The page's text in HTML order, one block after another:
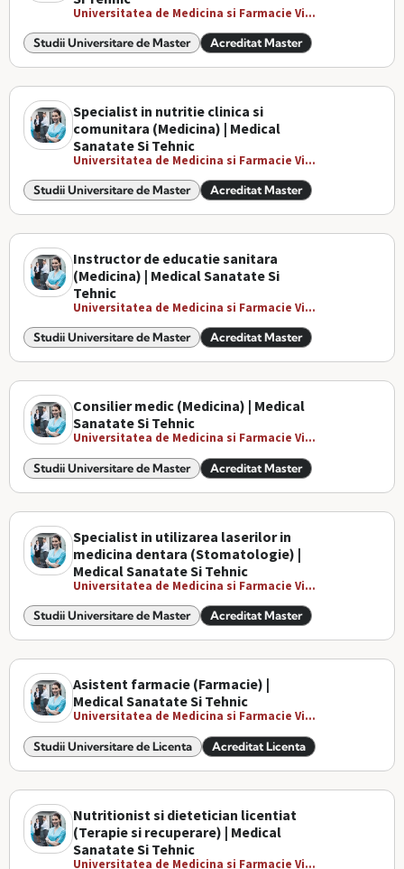
Universitatea de Medicina si Farmacie Vi...
Studii Universitare de Master Acreditat Master
Specialist in nutritie clinica si
comunitara (Medicina) | Medical
Sanatate Si Tehnic
Universitatea de Medicina si Farmacie Vi...
Studii Universitare de Master Acreditat Master
Instructor de educatie sanitara
(Medicina) | Medical Sanatate Si
Tehnic
Universitatea de Medicina si Farmacie Vi...
Studii Universitare de Master Acreditat Master
Consilier medic (Medicina) | Medical
Sanatate Si Tehnic
Universitatea de Medicina si Farmacie Vi...
Studii Universitare de Master Acreditat Master
Specialist in utilizarea laserilor in
medicina dentara (Stomatologie) |
Medical Sanatate Si Tehnic
Universitatea de Medicina si Farmacie Vi...
Studii Universitare de Master Acreditat Master
Asistent farmacie (Farmacie) |
Medical Sanatate Si Tehnic
Universitatea de Medicina si Farmacie Vi...
Studii Universitare de Licenta Acreditat Licenta
Nutritionist si dietetician licentiat
(Terapie si recuperare) | Medical
Sanatate Si Tehnic
Universitatea de Medicina si Farmacie Vi...